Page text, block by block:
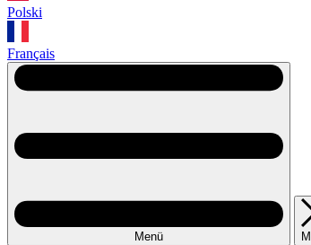
Polski
Français
Menü